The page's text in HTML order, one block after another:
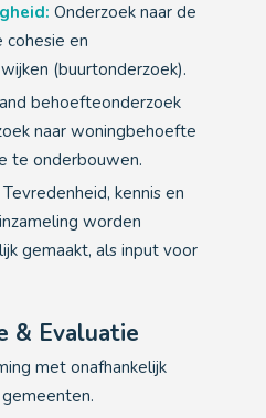
Onderzoek naar de
cohesie en
(buurtonderzoek).
behoefteonderzoek
naar woningbehoefte
te onderbouwen.
Tevredenheid, kennis en
worden
gemaakt, als input voor
& Evaluatie
met onafhankelijk